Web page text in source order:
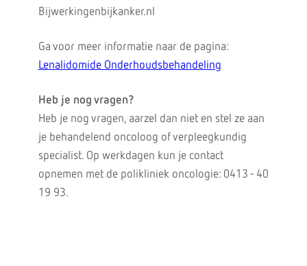
Bijwerkingenbijkanker.nl
Ga voor meer informatie naar de pagina:
Lenalidomide Onderhoudsbehandeling
Heb je nog vragen?
Heb je nog vragen, aarzel dan niet en stel ze aan
je behandelend oncoloog of verpleegkundig
specialist. Op werkdagen kun je contact
opnemen met de polikliniek oncologie: 0413 - 40
19 93.